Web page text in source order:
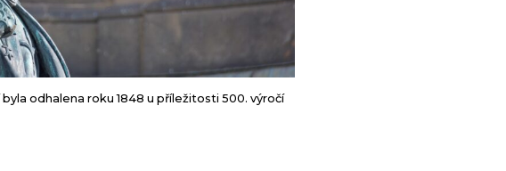
odhalena roku 1848 u příležitosti 500. výročí